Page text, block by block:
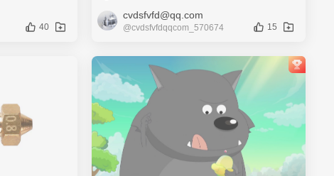
40
cvdsfvfd@qq.com
@cvdsfvfdqqcom_570674 15